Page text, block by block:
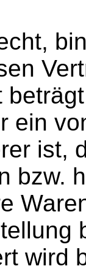
ein
ist,
bzw.
wird